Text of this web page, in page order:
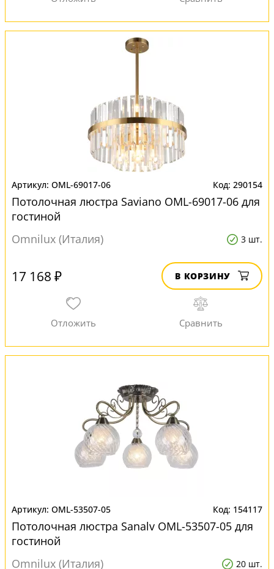
OML-69017-06 290154
Потолочная люстра Saviano OML-69017-06 для
гостиной
Omnilux (Италия)
3 шт.
17 168 ₽ В КОРЗИНУ
OML-53507-05 154117
Потолочная люстра Sanalv OML-53507-05 для
гостиной
Omnilux (Италия)
20 шт.